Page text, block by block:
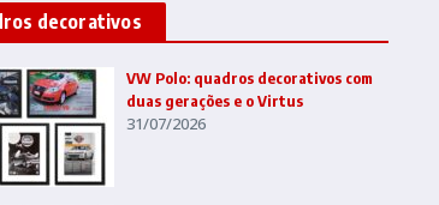
decorativos
VW Polo: quadros decorativos com
duas gerações e o Virtus
31/07/2026